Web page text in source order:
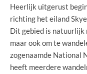
Heerlijk uitgerust
richting het eiland
Dit gebied is natuurlijk
maar ook om te
zogenaamde National
heeft meerdere